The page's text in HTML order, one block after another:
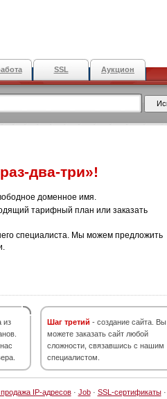
SSL Аукцион
два-три»!
доменное имя.
тарифный план или заказать
специалиста. Мы можем предложить
из
Шаг третий - создание сайта. Вы
можете заказать сайт любой
сложности, связавшись с нашим
специалистом.
IP-адресов· Job· SSL-сертификаты·